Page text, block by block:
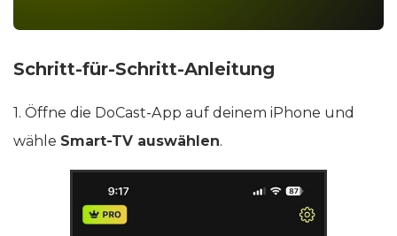
Schritt-für-Schritt-Anleitung
1. Öffne die DoCast-App auf deinem iPhone und
wähle Smart-TV auswählen.